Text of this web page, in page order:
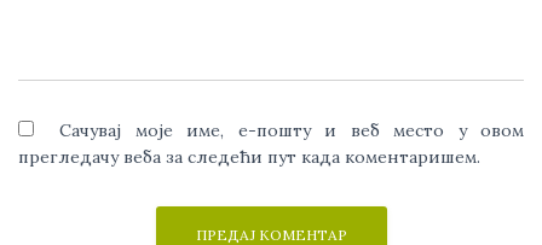
Сачувај моје име, е-пошту и веб место у овом
прегледачу веба за следећи пут када коментаришем.